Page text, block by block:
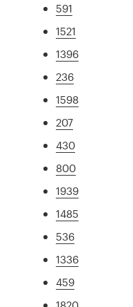
591
1521
1396
236
1598
207
430
800
1939
1485
536
1336
459